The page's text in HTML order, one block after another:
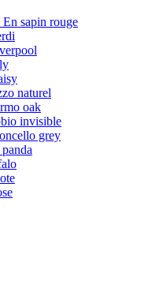
sapin rouge
naturel
oak
invisible
grey